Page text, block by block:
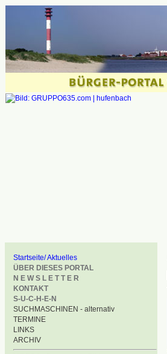
Startseite/ Aktuelles
ÜBER DIESES PORTAL
N E W S L E T T E R
KONTAKT
S-U-C-H-E-N
SUCHMASCHINEN - alternativ
TERMINE
LINKS
ARCHIV